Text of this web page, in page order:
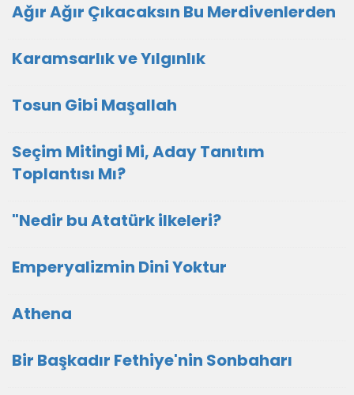
Ağır Ağır Çıkacaksın Bu Merdivenlerden
Karamsarlık ve Yılgınlık
Tosun Gibi Maşallah
Seçim Mitingi Mi, Aday Tanıtım
Toplantısı Mı?
"Nedir bu Atatürk ilkeleri?
Emperyalizmin Dini Yoktur
Athena
Bir Başkadır Fethiye'nin Sonbaharı